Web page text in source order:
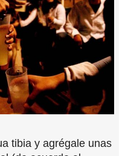
tibia y agrégale unas